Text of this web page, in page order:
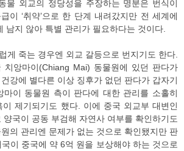
물 외교의 정당성을 주장하는 명분은 번식이
이 ‘취약’으로 한 단계 내려갔지만 전 세계에
남지 않아 특별 관리가 필요하다는 것이다.
게 죽는 경우엔 외교 갈등으로 번지기도 한다.
치앙마이(Chiang Mai) 동물원에 있던 판다가
강에 별다른 이상 징후가 없던 판다가 갑자기
마이 동물원 측이 판다에 대한 관리를 소홀히
제기되기도 했다. 이에 중국 외교부 대변인
양국이 공동 부검해 자연사 여부를 확인하기도
의 관리엔 문제가 없는 것으로 확인됐지만 판
이 중국에 약 6억 원을 보상해야 하는 것으로